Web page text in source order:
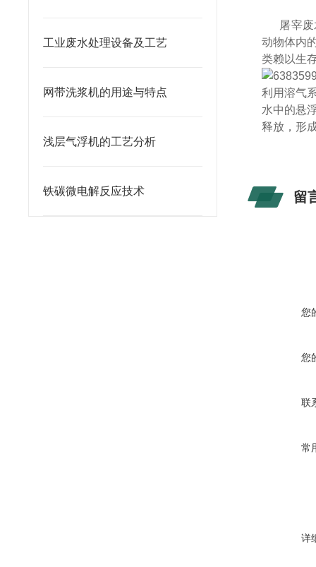
工业废水处理设备及工艺
网带洗浆机的用途与特点
浅层气浮机的工艺分析
铁碳微电解反应技术
屠宰
动物体内
类赖以生
利用溶气
水中的悬
释放，形
留
您
您
联
常
详